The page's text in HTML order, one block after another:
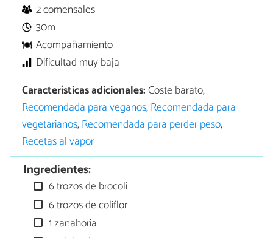
2 comensales
30m
Acompañamiento
Dificultad muy baja
Características adicionales:Coste barato,
Recomendada para veganos,Recomendada para
vegetarianos,Recomendada para perder peso,
Recetas al vapor
Ingredientes:
6 trozos de brocolí
6 trozos de coliflor
1 zanahoria